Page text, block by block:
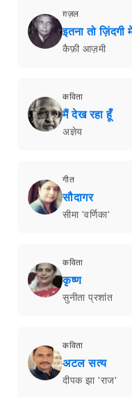
ग़ज़ल
इतना तो
कैफ़ी आज़मी
कविता
मैं देख रहा हूँ
अज्ञेय
गीत
सौदागर
सीमा 'वर्णिका'
कविता
कृष्ण
सुनीता प्रशांत
कविता
अटल सत्य
दीपक झा 'राज'